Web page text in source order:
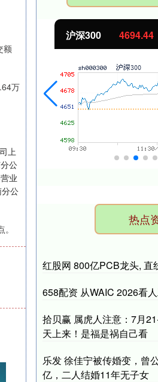
额
万
上
公
业
公
沪深300 4694.44
热点
红股网 800亿PCB龙头, 直
658配资 从WAIC 2026看
拾贝赢 属虎人注意：7月
天上来！是福是祸自己看
乐发 徐佳宁被传婚变，曾
亿，二人结婚11年无子女